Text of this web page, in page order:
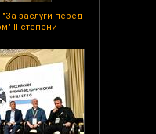
заслуги перед
II степени